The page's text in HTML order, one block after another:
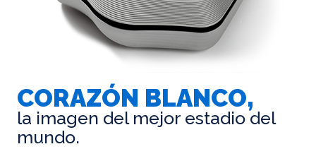
CORAZÓN BLANCO,
la imagen del mejor estadio del
mundo.